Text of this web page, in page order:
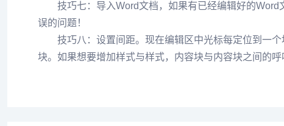
技巧七：导入Word文档，如果有已经编辑好的Word
误的问题！
技巧八：设置间距。现在编辑区中光标每定位到一个
块。如果想要增加样式与样式，内容块与内容块之间的